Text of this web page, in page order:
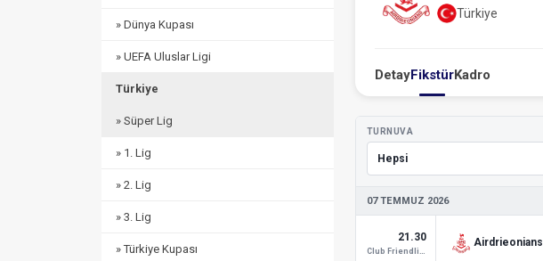
» Dünya Kupası
» UEFA Uluslar Ligi
Türkiye
» Süper Lig
» 1. Lig
» 2. Lig
» 3. Lig
» Türkiye Kupası
Türkiye
DetayFikstürKadro
TURNUVA
07 TEMMUZ 2026
21.30 Airdrieonians